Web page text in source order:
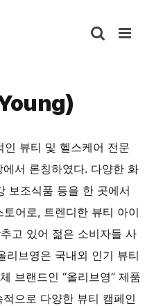
인 뷰티 및 헬스케어 전문
서 론칭하였다. 다양한 화
보조식품 등을 한 곳에서
어로, 트렌디한 뷰티 아이
고 있어 젊은 소비자들 사
리브영은 국내외 인기 뷰티
브랜드인 “올리브영” 제품
으로 다양한 뷰티 캠페인